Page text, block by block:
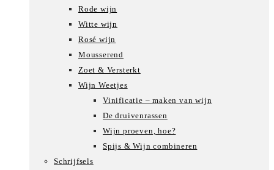
Rode wijn
Witte wijn
Rosé wijn
Mousserend
Zoet & Versterkt
Wijn Weetjes
Vinificatie – maken van wijn
De druivenrassen
Wijn proeven, hoe?
Spijs & Wijn combineren
Schrijfsels